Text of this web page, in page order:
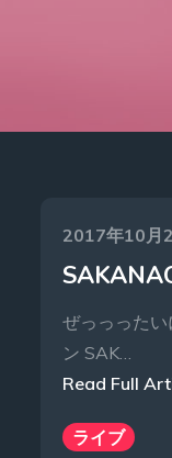
Posted
on
2017年10月
ぜっっった
ン SAK…
Read Full
ライブ